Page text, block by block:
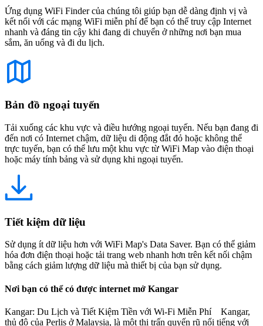
Ứng dụng WiFi Finder của chúng tôi giúp bạn dễ dàng định vị và
kết nối với các mạng WiFi miễn phí để bạn có thể truy cập Internet
nhanh và đáng tin cậy khi đang di chuyển ở những nơi bạn mua
sắm, ăn uống và đi du lịch.
Bản đồ ngoại tuyến
Tải xuống các khu vực và điều hướng ngoại tuyến. Nếu bạn đang đi
đến nơi có Internet chậm, dữ liệu di động đắt đỏ hoặc không thể
trực tuyến, bạn có thể lưu một khu vực từ WiFi Map vào điện thoại
hoặc máy tính bảng và sử dụng khi ngoại tuyến.
Tiết kiệm dữ liệu
Sử dụng ít dữ liệu hơn với WiFi Map's Data Saver. Bạn có thể giảm
hóa đơn điện thoại hoặc tải trang web nhanh hơn trên kết nối chậm
bằng cách giảm lượng dữ liệu mà thiết bị của bạn sử dụng.
Nơi bạn có thể có được internet mở Kangar
Kangar: Du Lịch và Tiết Kiệm Tiền với Wi-Fi Miễn Phí Kangar,
thủ đô của Perlis ở Malaysia, là một thị trấn quyến rũ nổi tiếng với